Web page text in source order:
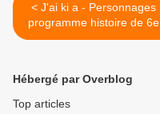
< J'ai ki a - Personnages
programme histoire de 6e
Hébergé par Overblog
Top articles